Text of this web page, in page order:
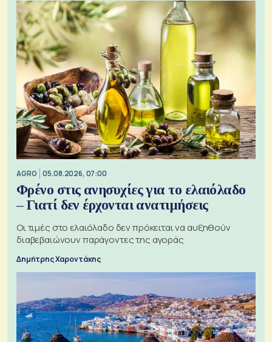
AGRO 05.08.2026, 07:00
Φρένο στις ανησυχίες για το ελαιόλαδο
– Γιατί δεν έρχονται ανατιμήσεις
Οι τιμές στο ελαιόλαδο δεν πρόκειται να αυξηθούν
διαβεβαιώνουν παράγοντες της αγοράς
Δημήτρης Χαροντάκης